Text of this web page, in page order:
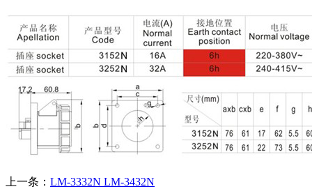
上一条： LM-3332N LM-3432N